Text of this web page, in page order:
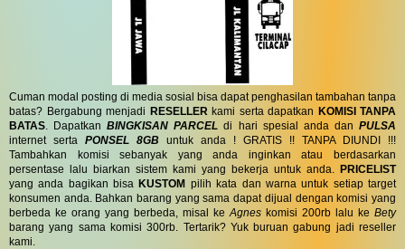
Cuman modal posting di media sosial bisa dapat penghasilan tambahan tanpa
batas? Bergabung menjadi RESELLERkami serta dapatkan KOMISI TANPA
BATAS. DapatkanBINGKISAN PARCEL di hari spesial anda danPULSA
internet serta PONSEL 8GB untuk anda ! GRATIS !! TANPA DIUNDI !!!
Tambahkan komisi sebanyak yang anda inginkan atau berdasarkan
persentase lalu biarkan sistem kami yang bekerja untuk anda. PRICELIST
yang anda bagikan bisaKUSTOM pilih kata dan warna untuk setiap target
konsumen anda. Bahkan barang yang sama dapat dijual dengan komisi yang
berbeda ke orang yang berbeda, misal keAgnes komisi 200rb lalu ke Bety
barang yang sama komisi 300rb. Tertarik? Yuk buruan gabung jadi reseller
kami.